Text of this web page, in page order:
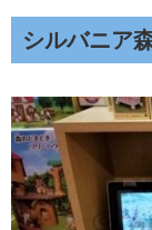
シルバニア